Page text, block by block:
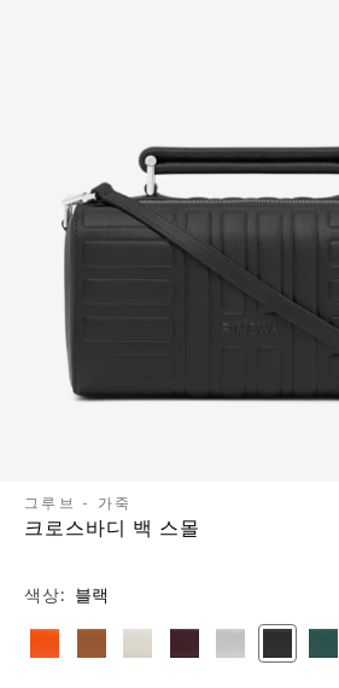
그루브 - 가죽
크로스바디 백 스몰
색상 블랙